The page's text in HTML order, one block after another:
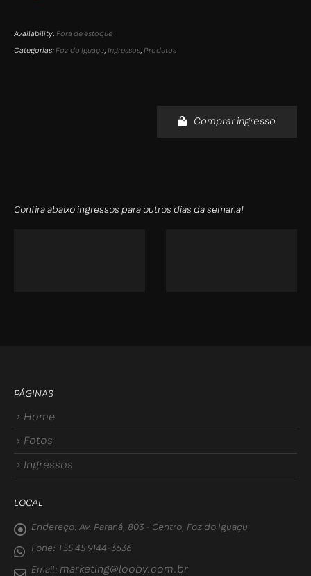
Availability: Fora de estoque
Categorias: Foz do Iguaçu Ingressos Produtos
Comprar ingresso
Confira abaixo ingressos para outros dias da semana!
PÁGINAS
Home
Fotos
Ingressos
LOCAL
Endereço: Av. Paraná, 803 - Centro, Foz do Iguaçu
Fone: +55 45 9144-3636
Email: marketing@looby.com.br